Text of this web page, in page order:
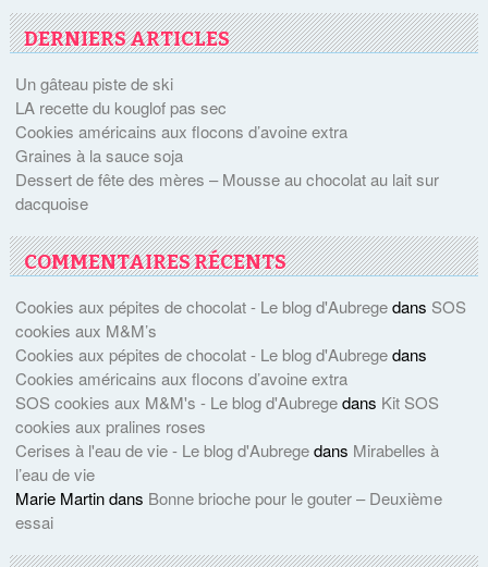
DERNIERS ARTICLES
Un gâteau piste de ski
LA recette du kouglof pas sec
Cookies américains aux flocons d’avoine extra
Graines à la sauce soja
Dessert de fête des mères – Mousse au chocolat au lait sur
dacquoise
COMMENTAIRES RÉCENTS
Cookies aux pépites de chocolat - Le blog d'Aubregedans SOS
cookies aux M&M’s
Cookies aux pépites de chocolat - Le blog d'Aubregedans
Cookies américains aux flocons d’avoine extra
SOS cookies aux M&M's - Le blog d'Aubregedans Kit SOS
cookies aux pralines roses
Cerises à l'eau de vie - Le blog d'Aubregedans Mirabelles à
l’eau de vie
Marie Martindans Bonne brioche pour le gouter – Deuxième
essai